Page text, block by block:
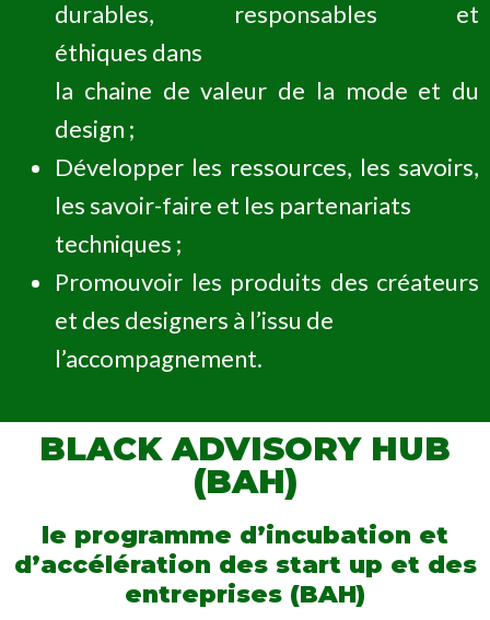
durables, responsables et
éthiques dans
la chaine de valeur de la mode et du
design ;
Développer les ressources, les savoirs,
les savoir-faire et les partenariats
techniques ;
Promouvoir les produits des créateurs
et des designers à l’issu de
l’accompagnement.
BLACK ADVISORY HUB
(BAH)
le programme d’incubation et
d’accélération des start up et des
entreprises (BAH)